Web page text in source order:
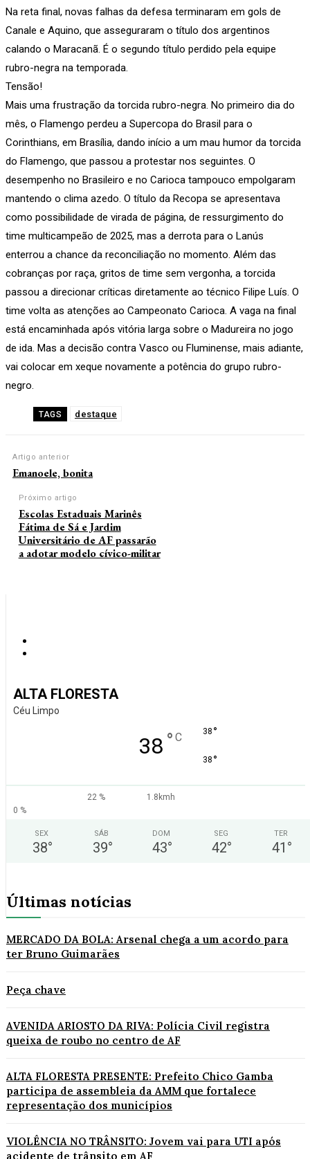
Na reta final, novas falhas da defesa terminaram em gols de
Canale e Aquino, que asseguraram o título dos argentinos
calando o Maracanã. É o segundo título perdido pela equipe
rubro-negra na temporada.
Tensão!
Mais uma frustração da torcida rubro-negra. No primeiro dia do
mês, o Flamengo perdeu a Supercopa do Brasil para o
Corinthians, em Brasília, dando início a um mau humor da torcida
do Flamengo, que passou a protestar nos seguintes. O
desempenho no Brasileiro e no Carioca tampouco empolgaram
mantendo o clima azedo. O título da Recopa se apresentava
como possibilidade de virada de página, de ressurgimento do
time multicampeão de 2025, mas a derrota para o Lanús
enterrou a chance da reconciliação no momento. Além das
cobranças por raça, gritos de time sem vergonha, a torcida
passou a direcionar críticas diretamente ao técnico Filipe Luís. O
time volta as atenções ao Campeonato Carioca. A vaga na final
está encaminhada após vitória larga sobre o Madureira no jogo
de ida. Mas a decisão contra Vasco ou Fluminense, mais adiante,
vai colocar em xeque novamente a potência do grupo rubro-
negro.
TAGS destaque
Artigo anterior
Emanoele, bonita
Próximo artigo
Escolas Estaduais Marinês
Fátima de Sá e Jardim
Universitário de AF passarão
a adotar modelo cívico-militar
ALTA FLORESTA
Céu Limpo
38 ° C 38 °
38 °
22 %
1.8kmh
0 %
SEX
38°
SÁB
39°
DOM
43°
SEG
42°
TER
41 °
Últimas notícias
MERCADO DA BOLA: Arsenal chega a um acordo para
ter Bruno Guimarães
Peça chave
AVENIDA ARIOSTO DA RIVA: Polícia Civil registra
queixa de roubo no centro de AF
ALTA FLORESTA PRESENTE: Prefeito Chico Gamba
participa de assembleia da AMM que fortalece
representação dos municípios
VIOLÊNCIA NO TRÂNSITO: Jovem vai para UTI após
acidente de trânsito em AF